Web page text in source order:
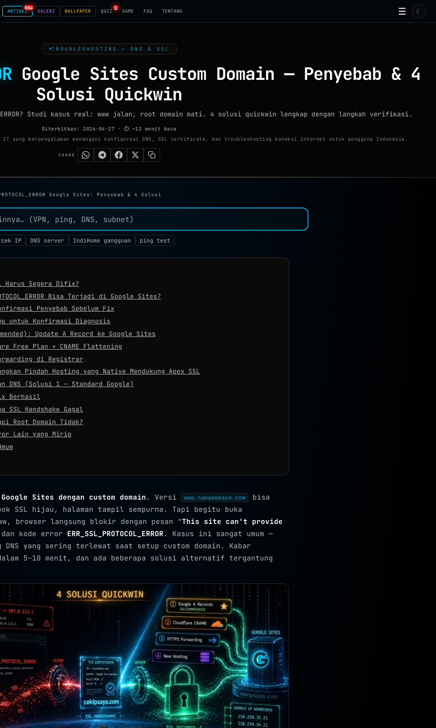
ARTIKEL
99+
GALERI WALLPAPER QUIZ
1
GAME FAQ TENTANG ☰ ☾
TROUBLESHOOTING — DNS & SSL
Google Sites Custom Domain — Penyebab & 4
Solusi Quickwin
Studi kasus real: www jalan, root domain mati. 4 solusi quickwin lengkap dengan langkah verifikasi.
Diterbitkan: 2026-04-27 · ⏱ ~12 menit baca
yang berpengalaman menangani konfigurasi DNS, SSL certificate, dan troubleshooting koneksi internet untuk pengguna Indonesia.
SHARE
Google Sites: Penyebab & 4 Solusi
IP DNS server IndiHome gangguan ping test
Harus Segera Difix?
Bisa Terjadi di Google Sites?
Penyebab Sebelum Fix
untuk Konfirmasi Diagnosis
Update A Record ke Google Sites
Free Plan + CNAME Flattening
di Registrar
Pindah Hosting yang Native Mendukung Apex SSL
DNS (Solusi 1 — Standard Google)
Berhasil
SSL Handshake Gagal
Root Domain Tidak?
Lain yang Mirip
Google Sites dengan custom domain . Versi www.namadomain.com
bisa
SSL hijau, halaman tampil sempurna. Tapi begitu buka
browser langsung blokir dengan pesan "This site can't provide
kode error ERR_SSL_PROTOCOL_ERROR . Kasus ini sangat umum —
DNS yang sering terlewat saat setup custom domain. Kabar
5–10 menit, dan ada beberapa solusi alternatif tergantung